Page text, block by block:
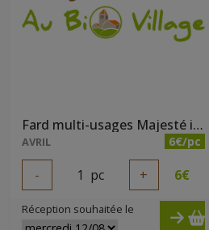
Fard multi-usages Majesté irisé bio
AVRIL 6€/pc
- 1 pc + 6€
Réception souhaitée le